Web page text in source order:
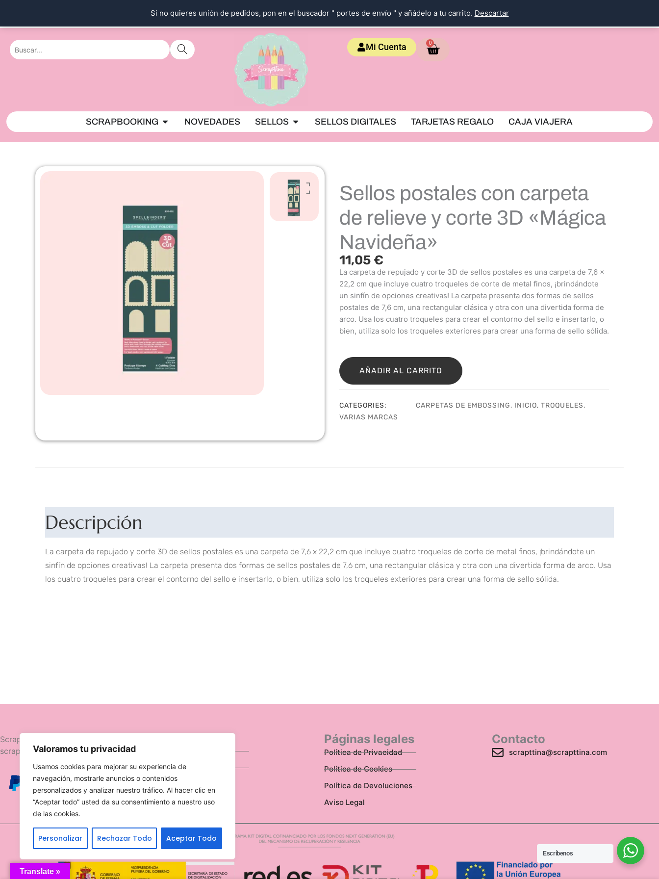
Valoramos tu privacidad
Usamos cookies para mejorar su experiencia de
navegación, mostrarle anuncios o contenidos
personalizados y analizar nuestro tráfico. Al hacer clic en
“Aceptar todo” usted da su consentimiento a nuestro uso
de las cookies.
Personalizar Rechazar Todo Aceptar Todo
Si no quieres unión de pedidos, pon en el buscador " portes de envío " y añádelo a tu carrito. Descartar
contenido
Mi Cuenta 0
Carrito
SCRAPBOOKING Abrir SCRAPBOOKING
NOVEDADES SELLOS Abrir SELLOSSELLOS DIGITALES TARJETAS REGALO CAJA VIAJERA
Sellos postales con carpeta
de relieve y corte 3D «Mágica
Navideña»
11,05 €
La carpeta de repujado y corte 3D de sellos postales es una carpeta de 7,6 x
22,2 cm que incluye cuatro troqueles de corte de metal finos, ¡brindándote
un sinfín de opciones creativas! La carpeta presenta dos formas de sellos
postales de 7,6 cm, una rectangular clásica y otra con una divertida forma de
arco. Usa los cuatro troqueles para crear el contorno del sello e insertarlo, o
bien, utiliza solo los troqueles exteriores para crear una forma de sello sólida.
Sellos
postales
con
de
relieve
AÑADIR AL CARRITO
CATEGORIES: CARPETAS DE EMBOSSING, INICIO, TROQUELES,
VARIAS MARCAS
Descripción
La carpeta de repujado y corte 3D de sellos postales es una carpeta de 7,6 x 22,2 cm que incluye cuatro troqueles de corte de metal finos, ¡brindándote un
sinfín de opciones creativas! La carpeta presenta dos formas de sellos postales de 7,6 cm, una rectangular clásica y otra con una divertida forma de arco. Usa
los cuatro troqueles para crear el contorno del sello e insertarlo, o bien, utiliza solo los troqueles exteriores para crear una forma de sello sólida.
Scrapttina, tienda especializada en
scrapbooking.
Ofertas
Caja Viajera
Páginas legales
Política de Privacidad
Política de Cookies
Política de Devoluciones
Aviso Legal
Contacto
scrapttina@scrapttina.com
Translate »
Escríbenos